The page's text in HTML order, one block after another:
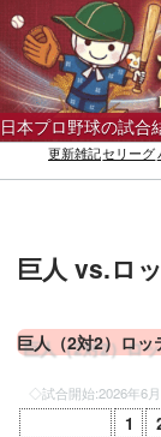
日本プロ野球の試合
更新雑記セリーグ
巨人 vs.ロ
巨人（2対2）ロ
◇試合開始:2026年6
1